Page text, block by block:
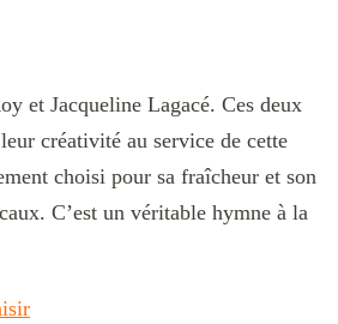
et Jacqueline Lagacé. Ces deux
créativité au service de cette
choisi pour sa fraîcheur et son
C’est un véritable hymne à la